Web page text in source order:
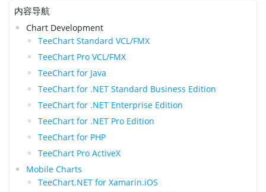
内容导航
Chart Development
TeeChart Standard VCL/FMX
TeeChart Pro VCL/FMX
TeeChart for Java
TeeChart for .NET Standard Business Edition
TeeChart for .NET Enterprise Edition
TeeChart for .NET Pro Edition
TeeChart for PHP
TeeChart Pro ActiveX
Mobile Charts
TeeChart.NET for Xamarin.iOS